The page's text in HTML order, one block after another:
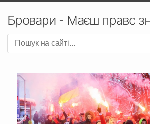
Бровари - Маєш право